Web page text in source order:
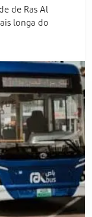
de Ras Al
longa do